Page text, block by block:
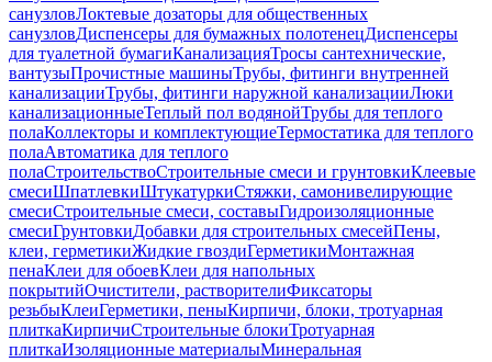
санузловЛоктевые дозаторы для общественных
санузловДиспенсеры для бумажных полотенецДиспенсеры
для туалетной бумагиКанализацияТросы сантехнические,
вантузыПрочистные машиныТрубы, фитинги внутренней
канализацииТрубы, фитинги наружной канализацииЛюки
канализационныеТеплый пол водянойТрубы для теплого
полаКоллекторы и комплектующиеТермостатика для теплого
полаАвтоматика для теплого
полаСтроительствоСтроительные смеси и грунтовкиКлеевые
смесиШпатлевкиШтукатуркиСтяжки, самонивелирующие
смесиСтроительные смеси, составыГидроизоляционные
смесиГрунтовкиДобавки для строительных смесейПены,
клеи, герметикиЖидкие гвоздиГерметикиМонтажная
пенаКлеи для обоевКлеи для напольных
покрытийОчистители, растворителиФиксаторы
резьбыКлеиГерметики, пеныКирпичи, блоки, тротуарная
плиткаКирпичиСтроительные блокиТротуарная
плиткаИзоляционные материалыМинеральная